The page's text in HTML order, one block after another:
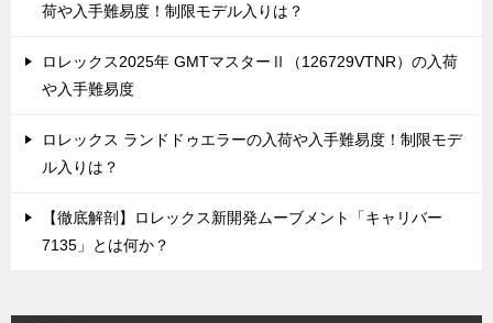
荷や入手難易度！制限モデル入りは？
ロレックス2025年 GMTマスターⅡ（126729VTNR）の入荷
や入手難易度
ロレックス ランドドゥエラーの入荷や入手難易度！制限モデ
ル入りは？
【徹底解剖】ロレックス新開発ムーブメント「キャリバー
7135」とは何か？